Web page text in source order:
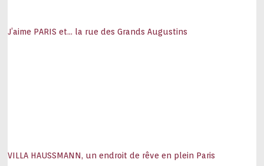
J’aime PARIS et… la rue des Grands Augustins
VILLA HAUSSMANN, un endroit de rêve en plein Paris